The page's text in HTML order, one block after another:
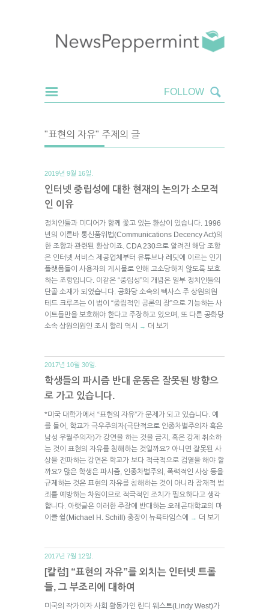
"표현의 자유" 주제의 글
2019년 9월 16일.
인터넷 중립성에 대한 현재의 논의가 소모적
인 이유
정치인들과 미디어가 함께 쫓고 있는 환상이 있습니다. 1996
년의 이른바 통신품위법(Communications Decency Act)의
한 조항과 관련된 환상이죠. CDA 230으로 알려진 해당 조항
은 인터넷 서비스 제공업체부터 유튜브나 레딧에 이르는 인기
플랫폼들이 사용자의 게시물로 인해 고소당하지 않도록 보호
하는 조항입니다. 이같은 “중립성”의 개념은 일부 정치인들의
단골 소재가 되었습니다. 공화당 소속의 텍사스 주 상원의원
테드 크루즈는 이 법이 “중립적인 공론의 장”으로 기능하는 사
이트들만을 보호해야 한다고 주장하고 있으며, 또 다른 공화당
소속 상원의원인 조시 할리 역시
→ 더 보기
2017년 10월 30일.
학생들의 파시즘 반대 운동은 잘못된 방향으
로 가고 있습니다.
*미국 대학가에서 “표현의 자유”가 문제가 되고 있습니다. 예
를 들어, 학교가 극우주의자(극단적으로 인종차별주의자 혹은
남성 우월주의자)가 강연을 하는 것을 금지, 혹은 강제 취소하
는 것이 표현의 자유를 침해하는 것일까요? 아니면 잘못된 사
상을 전파하는 강연은 학교가 보다 적극적으로 검열을 해야 할
까요? 많은 학생은 파시즘, 인종차별주의, 폭력적인 사상 등을
규제하는 것은 표현의 자유를 침해하는 것이 아니라 잠재적 범
죄를 예방하는 차원이므로 적극적인 조치가 필요하다고 생각
합니다. 아랫글은 이러한 주장에 반대하는 오레곤대학교의 마
이클 쉴(Michael H. Schill) 총장이 뉴욕타임스에
→ 더 보기
2017년 7월 12일.
[칼럼] “표현의 자유”를 외치는 인터넷 트롤
들, 그 부조리에 대하여
미국의 작가이자 사회 활동가인 린디 웨스트(Lindy West)가